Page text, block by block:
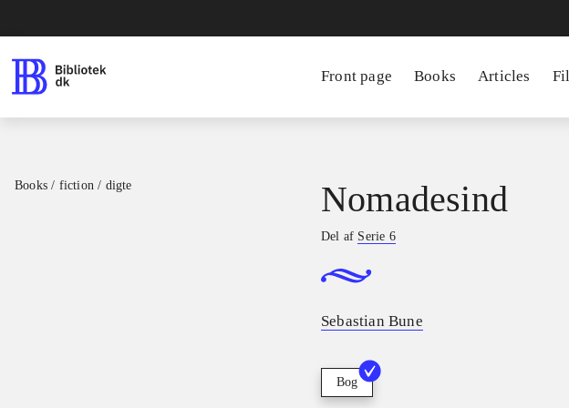
Front page Books Articles
Books / fiction / digte Nomadesind
Del af Serie 6
Sebastian Bune
Bog